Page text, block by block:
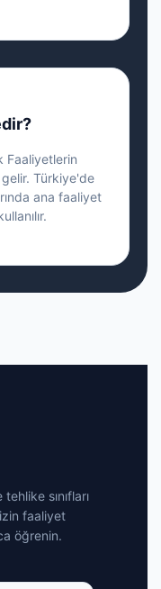
Faaliyetlerin
gelir. Türkiye'de
ana faaliyet
sınıfları
faaliyet
öğrenin.